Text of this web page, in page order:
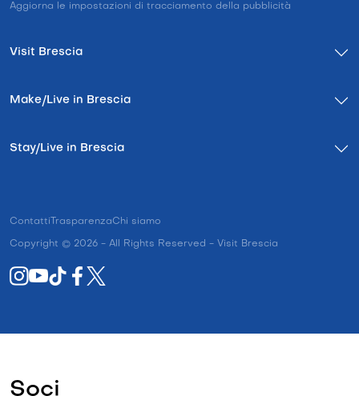
Aggiorna le impostazioni di tracciamento della pubblicità
Visit Brescia
Make/Live in Brescia
Stay/Live in Brescia
Contatti TrasparenzaChi siamo
Copyright © 2026 - All Rights Reserved - Visit Brescia
Soci